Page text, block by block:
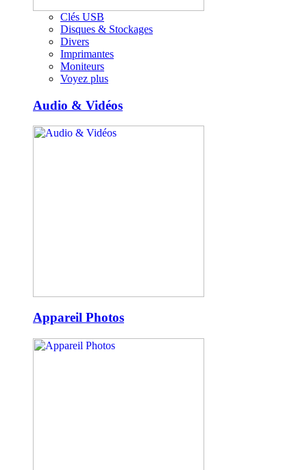
Clés USB
Disques & Stockages
Divers
Imprimantes
Moniteurs
Voyez plus
Audio & Vidéos
Appareil Photos